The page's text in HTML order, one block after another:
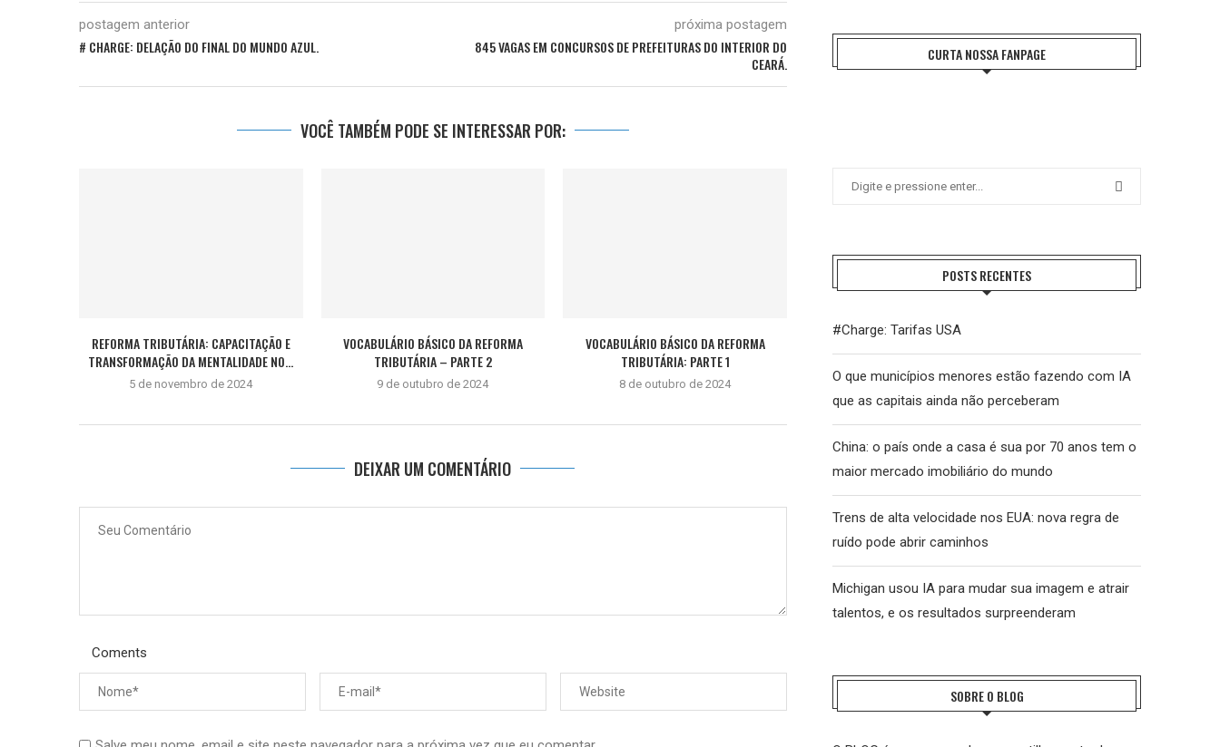
postagem anterior
# CHARGE: DELAÇÃO DO FINAL DO MUNDO AZUL.
próxima postagem
845 VAGAS EM CONCURSOS DE PREFEITURAS DO INTERIOR DO
CEARÁ.
VOCÊ TAMBÉM PODE SE INTERESSAR POR:
REFORMA TRIBUTÁRIA: CAPACITAÇÃO E
TRANSFORMAÇÃO DA MENTALIDADE NO...
5 de novembro de 2024
VOCABULÁRIO BÁSICO DA REFORMA
TRIBUTÁRIA – PARTE 2
9 de outubro de 2024
VOCABULÁRIO BÁSICO DA REFORMA
TRIBUTÁRIA: PARTE 1
8 de outubro de 2024
DEIXAR UM COMENTÁRIO
Coments
CURTA NOSSA FANPAGE
POSTS RECENTES
#Charge: Tarifas USA
O que municípios menores estão fazendo com IA
que as capitais ainda não perceberam
China: o país onde a casa é sua por 70 anos tem o
maior mercado imobiliário do mundo
Trens de alta velocidade nos EUA: nova regra de
ruído pode abrir caminhos
Michigan usou IA para mudar sua imagem e atrair
talentos, e os resultados surpreenderam
SOBRE O BLOG